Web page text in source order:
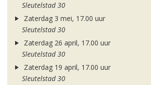
Sleutelstad 30
Zaterdag 3 mei, 17.00 uur
Sleutelstad 30
Zaterdag 26 april, 17.00 uur
Sleutelstad 30
Zaterdag 19 april, 17.00 uur
Sleutelstad 30